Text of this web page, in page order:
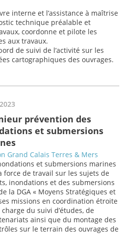
interne et l’assistance à maîtrise
technique préalable et
coordonne et pilote les
aux travaux.
de suivi de l’activité sur les
cartographiques des ouvrages.
prévention des
et submersions
Grand Calais Terres & Mers
et submersions marines
force de travail sur les sujets de
inondations et des submersions
la DGA « Moyens Stratégiques et
missions en coordination étroite
du suivi d’études, de
ainsi que du montage des
sur le terrain des ouvrages de